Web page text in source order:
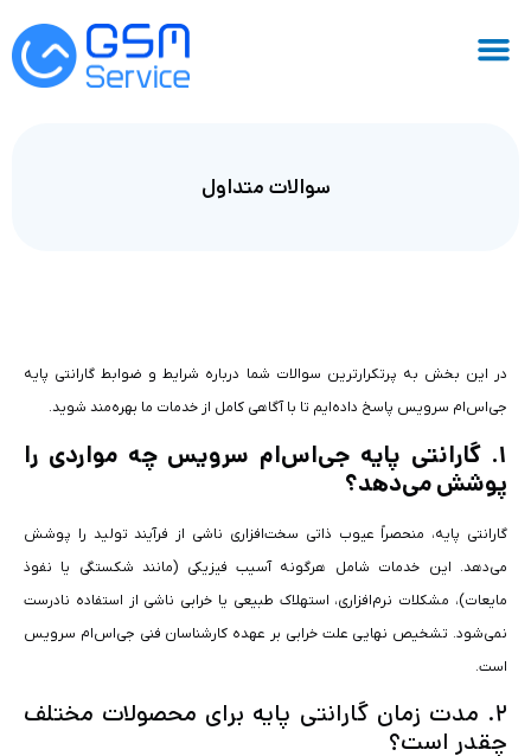
سوالات متداول
در این بخش به پرتکرارترین سوالات شما درباره شرایط و ضوابط گارانتی پایه
جی‌اس‌ام سرویس پاسخ داده‌ایم تا با آگاهی کامل از خدمات ما بهره‌مند شوید.
۱. گارانتی پایه جی‌اس‌ام سرویس چه مواردی را
پوشش می‌دهد؟
گارانتی پایه، منحصراً عیوب ذاتی سخت‌افزاری ناشی از فرآیند تولید را پوشش
می‌دهد. این خدمات شامل هرگونه آسیب فیزیکی (مانند شکستگی یا نفوذ
مایعات)، مشکلات نرم‌افزاری، استهلاک طبیعی یا خرابی ناشی از استفاده نادرست
نمی‌شود. تشخیص نهایی علت خرابی بر عهده کارشناسان فنی جی‌اس‌ام سرویس
است.
۲. مدت زمان گارانتی پایه برای محصولات مختلف
چقدر است؟